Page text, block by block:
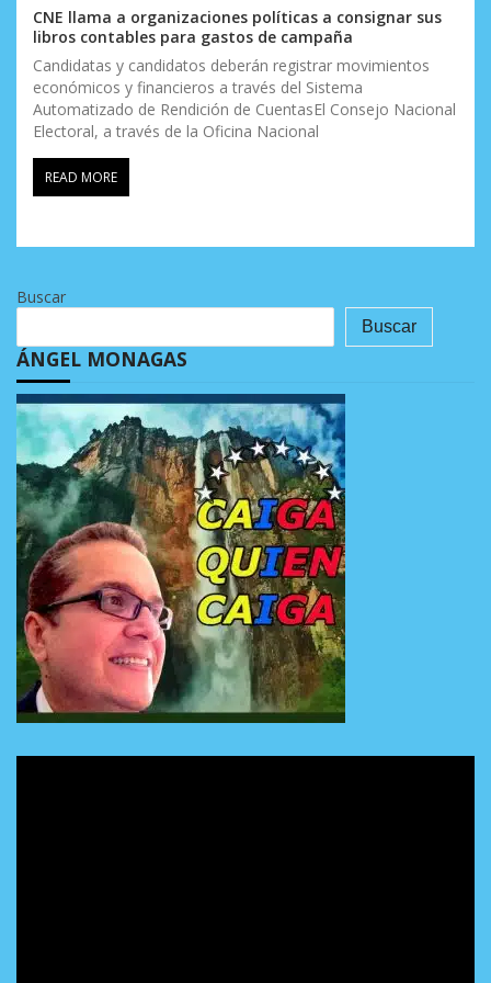
CNE llama a organizaciones políticas a consignar sus
libros contables para gastos de campaña
Candidatas y candidatos deberán registrar movimientos
económicos y financieros a través del Sistema
Automatizado de Rendición de CuentasEl Consejo Nacional
Electoral, a través de la Oficina Nacional
READ MORE
Buscar
Buscar
ÁNGEL MONAGAS